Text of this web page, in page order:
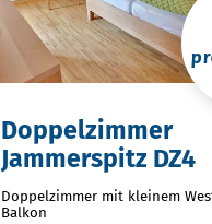
Doppelzimmer
Jammerspitz DZ4
Doppelzimmer mit kleinem
Balkon